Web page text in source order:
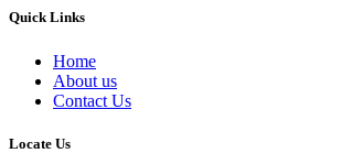
Quick Links
Home
About us
Contact Us
Locate Us